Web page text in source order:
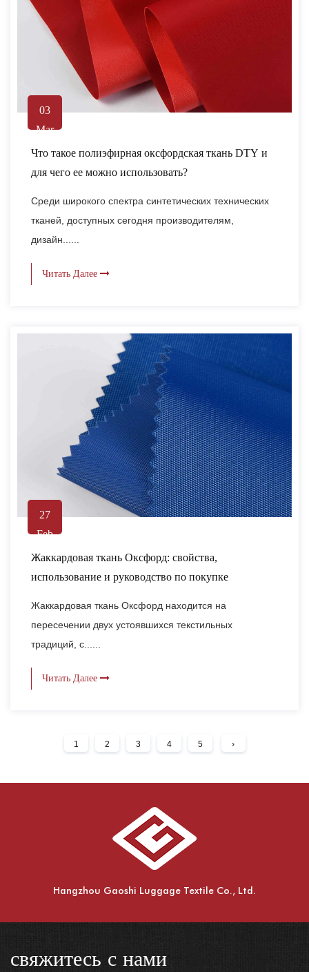
03
Mar
Что такое полиэфирная оксфордская ткань DTY и
для чего ее можно использовать?
Среди широкого спектра синтетических технических
тканей, доступных сегодня производителям,
дизайн......
Читать Далее
27
Feb
Жаккардовая ткань Оксфорд: свойства,
использование и руководство по покупке
Жаккардовая ткань Оксфорд находится на
пересечении двух устоявшихся текстильных
традиций, с......
Читать Далее
1 2 3 4 5 ›
Hangzhou Gaoshi Luggage Textile Co., Ltd.
свяжитесь с нами